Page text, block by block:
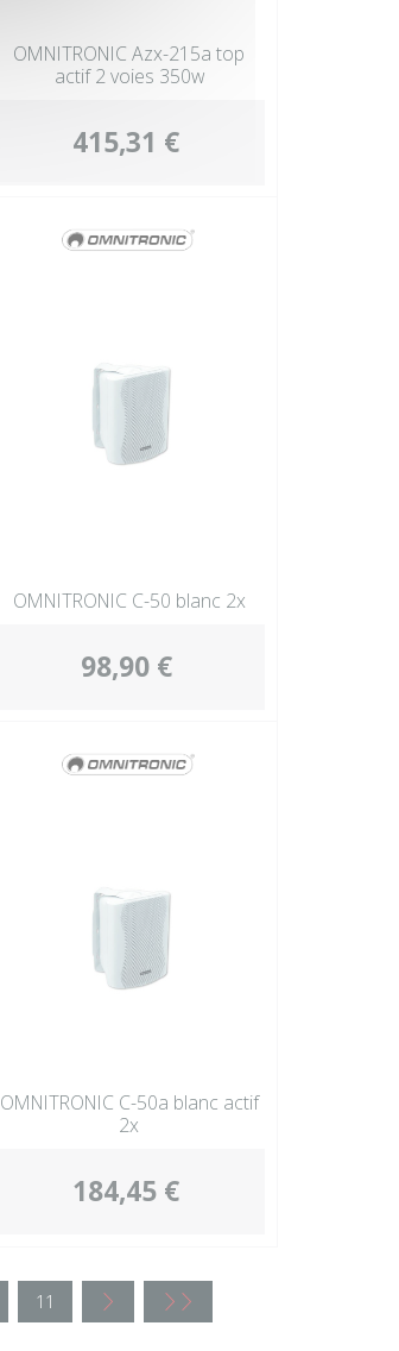
OMNITRONIC Azx-215a top
actif 2 voies 350w
415,31 €
OMNITRONIC C-50 blanc 2x
98,90 €
OMNITRONIC C-50a blanc actif
2x
184,45 €
11 < <<